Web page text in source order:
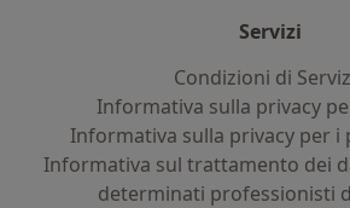
Servizi
Condizioni di
Informativa sulla privacy
Informativa sulla privacy per i
Informativa sul trattamento dei
determinati professionisti